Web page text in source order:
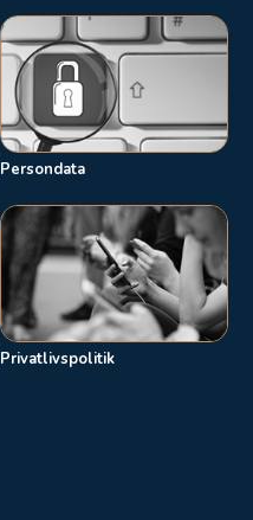
Persondata
Privatlivspolitik